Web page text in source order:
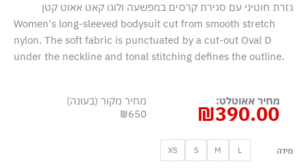
גזרת חוטיני עם סגירת קרסים במפשעה ולוגו קאט אאוט קטן
Women's long-sleeved bodysuit cut from smooth stretch
nylon. The soft fabric is punctuated by a cut-out Oval D
under the neckline and tonal stitching defines the outline.
מחיר אאוטלט:
₪390.00
מחיר מקור (בעונה)
₪650
מידה L
M
S
XS